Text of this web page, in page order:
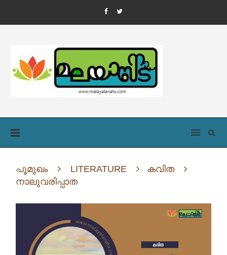
പൂമുഖം LITERATURE
കവിത
നാലുവരിപ്പാത